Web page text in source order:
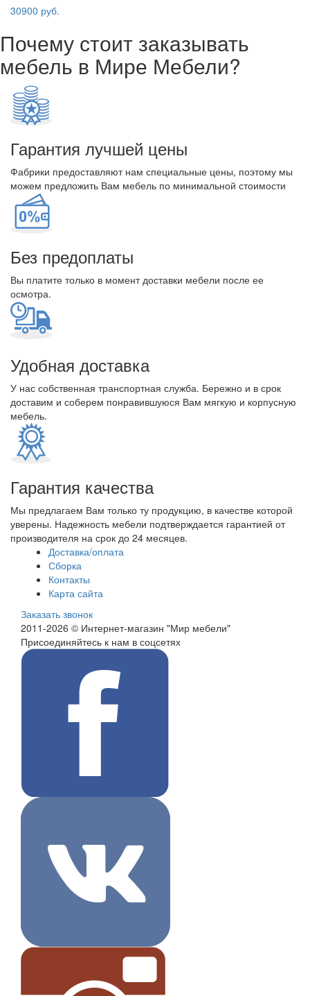
30900 руб.
Почему стоит заказывать
мебель в Мире Мебели?
Гарантия лучшей цены
Фабрики предоставляют нам специальные цены, поэтому мы
можем предложить Вам мебель по минимальной стоимости
Без предоплаты
Вы платите только в момент доставки мебели после ее
осмотра.
Удобная доставка
У нас собственная транспортная служба. Бережно и в срок
доставим и соберем понравившуюся Вам мягкую и корпусную
мебель.
Гарантия качества
Мы предлагаем Вам только ту продукцию, в качестве которой
уверены. Надежность мебели подтверждается гарантией от
производителя на срок до 24 месяцев.
Доставка/оплата
Сборка
Контакты
Карта сайта
Заказать звонок
2011-2026 © Интернет-магазин "Мир мебели"
Присоединяйтесь к нам в соцсетях